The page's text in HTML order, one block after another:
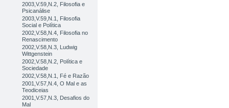
2003,V.59,N.2, Filosofia e
Psicanálise
2003,V.59,N.1, Filosofia
Social e Política
2002,V.58,N.4, Filosofia no
Renascimento
2002,V.58,N.3, Ludwig
Wittgenstein
2002,V.58,N.2, Política e
Sociedade
2002,V.58,N.1, Fé e Razão
2001,V.57,N.4, O Mal e as
Teodiceias
2001,V.57,N.3, Desafios do
Mal